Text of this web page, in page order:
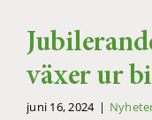
växer ur
juni 16, 2024 |